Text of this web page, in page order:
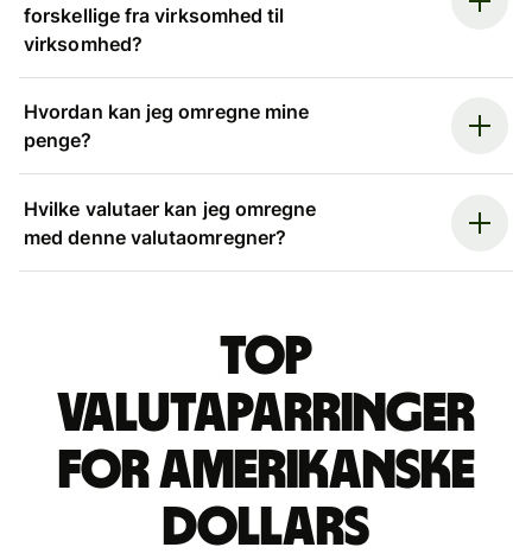
forskellige fra virksomhed til
virksomhed?
Hvordan kan jeg omregne mine
penge?
Hvilke valutaer kan jeg omregne
med denne valutaomregner?
Top
valutaparringer
for amerikanske
dollars